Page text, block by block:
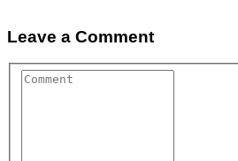
Leave a Comment